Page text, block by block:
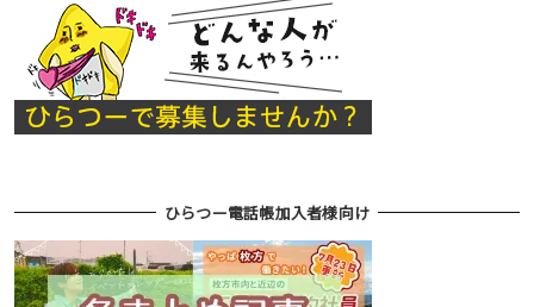
ひらつー電話帳加入者様向け